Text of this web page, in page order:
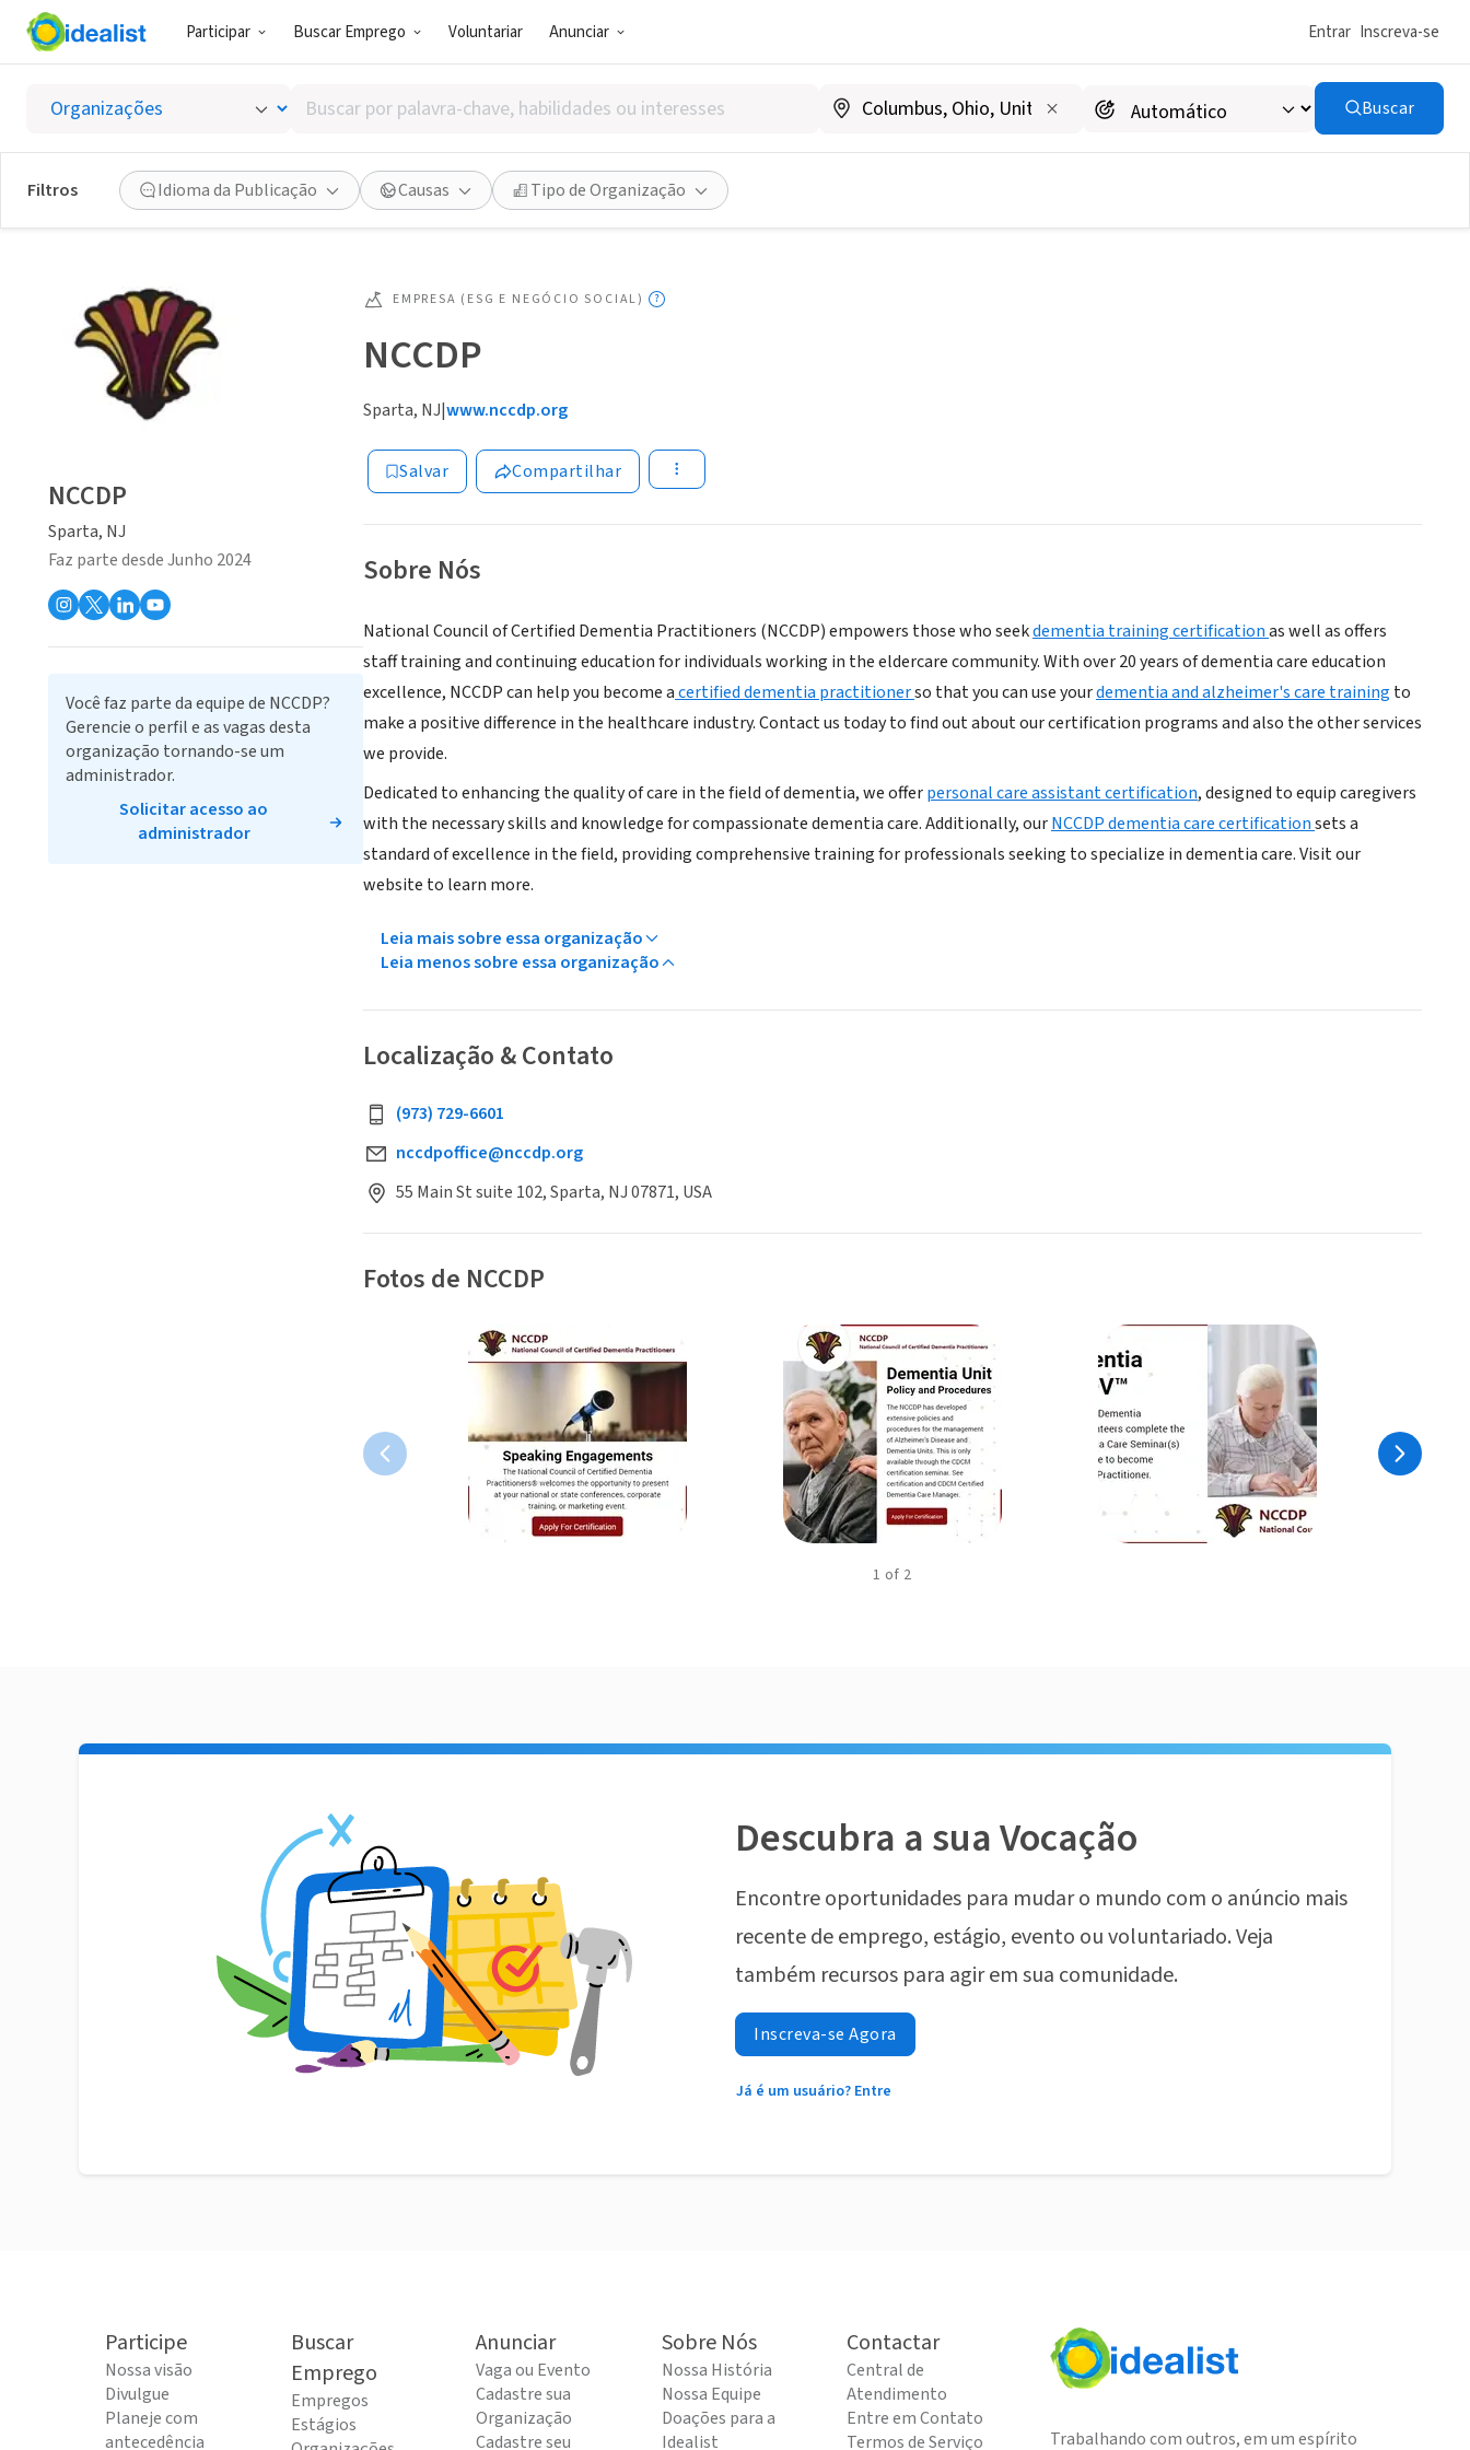
Participar Buscar Emprego Voluntariar Anunciar Entrar Inscreva-se
Buscar
por
palavra-
chave,
habilidades
ou
Buscar
Filtros Idioma da Publicação Causas Tipo de Organização
EMPRESA (ESG E NEGÓCIO SOCIAL)
NCCDP
Sparta, NJ|www.nccdp.org
Salvar Compartilhar
Sobre Nós
National Council of Certified Dementia Practitioners (NCCDP) empowers those who seekdementia training certificationas well as offers
staff training and continuing education for individuals working in the eldercare community. With over 20 years of dementia care education
excellence, NCCDP can help you become acertified dementia practitionerso that you can use yourdementia and alzheimer's care training to
make a positive difference in the healthcare industry. Contact us today to find out about our certification programs and also the other services
we provide.
Dedicated to enhancing the quality of care in the field of dementia, we offerpersonal care assistant certification, designed to equip caregivers
with the necessary skills and knowledge for compassionate dementia care. Additionally, ourNCCDP dementia care certificationsets a
standard of excellence in the field, providing comprehensive training for professionals seeking to specialize in dementia care. Visit our
website to learn more.
Leia mais sobre essa organização
Leia menos sobre essa organização
Localização & Contato
(973) 729-6601
nccdpoffice@nccdp.org
55 Main St suite 102, Sparta, NJ 07871, USA
Fotos de NCCDP
1 of 2
NCCDP
Sparta, NJ
Faz parte desde Junho 2024
Você faz parte da equipe de NCCDP?
Gerencie o perfil e as vagas desta
organização tornando-se um
administrador.
Solicitar acesso ao
administrador
Descubra a sua Vocação
Encontre oportunidades para mudar o mundo com o anúncio mais
recente de emprego, estágio, evento ou voluntariado. Veja
também recursos para agir em sua comunidade.
Inscreva-se Agora
Já é um usuário? Entre
Participe
Nossa visão
Divulgue
Planeje com
antecedência
Buscar
Emprego
Empregos
Estágios
Anunciar
Vaga ou Evento
Cadastre sua
Organização
Cadastre seu
Sobre Nós
Nossa História
Nossa Equipe
Doações para a
Idealist
Contactar
Central de
Atendimento
Entre em Contato
Termos de Serviço
Trabalhando com outros, em um espírito